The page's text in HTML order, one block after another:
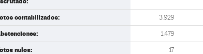
contabilizados: 3.929
1.479
nulos: 17